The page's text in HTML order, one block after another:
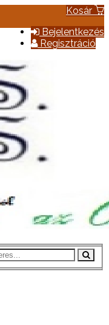
Kosár
Bejelentkezés
Regisztráció